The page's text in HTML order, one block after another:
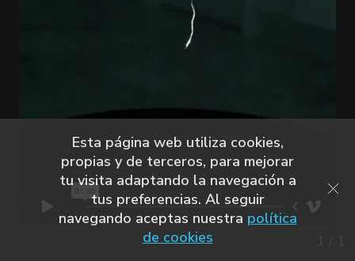
Esta página web utiliza cookies,
propias y de terceros, para mejorar
tu visita adaptando la navegación a
tus preferencias. Al seguir
navegando aceptas nuestra política
de cookies